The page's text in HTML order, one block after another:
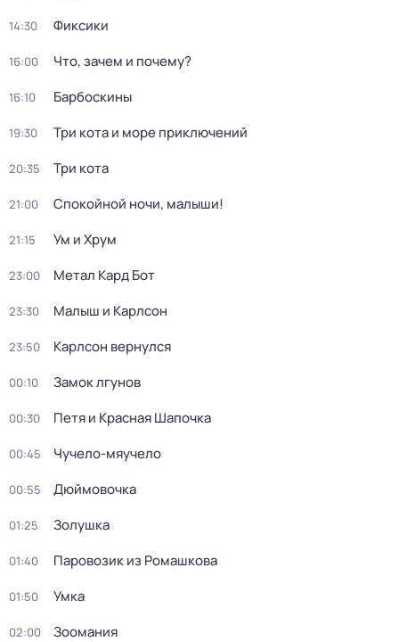
14:30 Фиксики
16:00 Что, зачем и почему?
16:10 Барбоскины
19:30 Три кота и море приключений
20:35 Три кота
21:00 Спокойной ночи, малыши!
21:15 Ум и Хрум
23:00 Метал Кард Бот
23:30 Малыш и Карлсон
23:50 Карлсон вернулся
00:10 Замок лгунов
00:30 Петя и Красная Шапочка
00:45 Чучело-мяучело
00:55 Дюймовочка
01:25 Золушка
01:40 Паровозик из Ромашкова
01:50 Умка
02:00 Зоомания